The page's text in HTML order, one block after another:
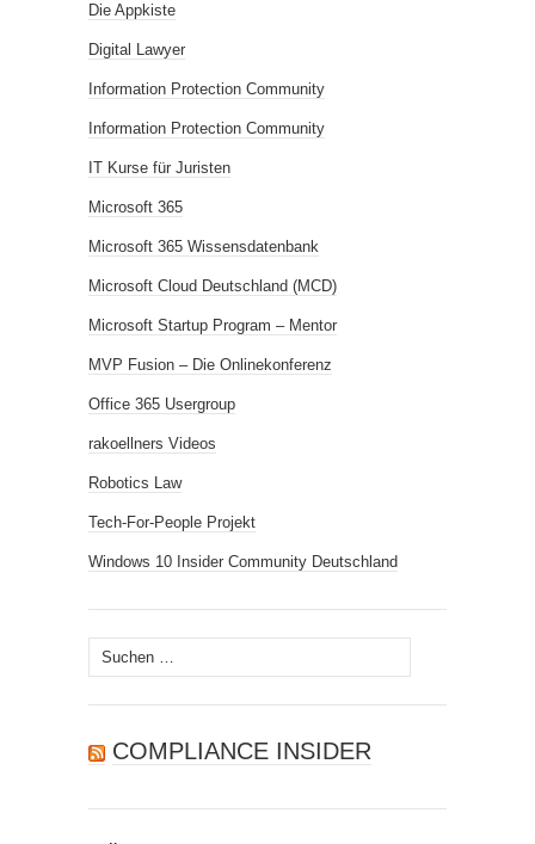
Die Appkiste
Digital Lawyer
Information Protection Community
Information Protection Community
IT Kurse für Juristen
Microsoft 365
Microsoft 365 Wissensdatenbank
Microsoft Cloud Deutschland (MCD)
Microsoft Startup Program – Mentor
MVP Fusion – Die Onlinekonferenz
Office 365 Usergroup
rakoellners Videos
Robotics Law
Tech-For-People Projekt
Windows 10 Insider Community Deutschland
Suchen
nach:
COMPLIANCE INSIDER